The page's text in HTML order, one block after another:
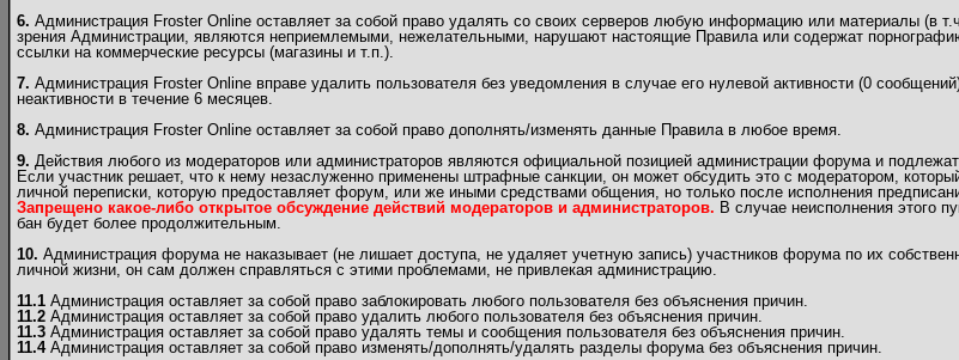
6. Администрация Froster Online оставляет за собой право удалять со своих серверов любую информацию или материалы (в
зрения Администрации, являются неприемлемыми, нежелательными, нарушают настоящие Правила или содержат
ссылки на коммерческие ресурсы (магазины и т.п.).
7. Администрация Froster Online вправе удалить пользователя без уведомления в случае его нулевой активности (0
неактивности в течение 6 месяцев.
8. Администрация Froster Online оставляет за собой право дополнять/изменять данные Правила в любое время.
9. Действия любого из модераторов или администраторов являются официальной позицией администрации форума и
Если участник решает, что к нему незаслуженно применены штрафные санкции, он может обсудить это с модератором,
личной переписки, которую предоставляет форум, или же иными средствами общения, но только после исполнения
Запрещено какое-либо открытое обсуждение действий модераторов и администраторов. В случае неисполнения этого
бан будет более продолжительным.
10. Администрация форума не наказывает (не лишает доступа, не удаляет учетную запись) участников форума по их
личной жизни, он сам должен справляться с этими проблемами, не привлекая администрацию.
11.1 Администрация оставляет за собой право заблокировать любого пользователя без объяснения причин.
11.2 Администрация оставляет за собой право удалить любого пользователя без объяснения причин.
11.3 Администрация оставляет за собой право удалять темы и сообщения пользователя без объяснения причин.
11.4Администрация оставляет за собой право изменять/дополнять/удалять разделы форума без объяснения причин.